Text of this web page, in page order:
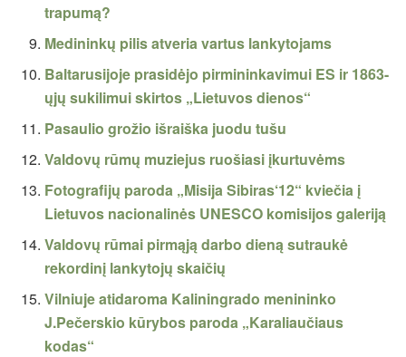
trapumą?
Medininkų pilis atveria vartus lankytojams
Baltarusijoje prasidėjo pirmininkavimui ES ir 1863-
ųjų sukilimui skirtos „Lietuvos dienos“
Pasaulio grožio išraiška juodu tušu
Valdovų rūmų muziejus ruošiasi įkurtuvėms
Fotografijų paroda „Misija Sibiras‘12“ kviečia į
Lietuvos nacionalinės UNESCO komisijos galeriją
Valdovų rūmai pirmąją darbo dieną sutraukė
rekordinį lankytojų skaičių
Vilniuje atidaroma Kaliningrado menininko
J.Pečerskio kūrybos paroda „Karaliaučiaus
kodas“